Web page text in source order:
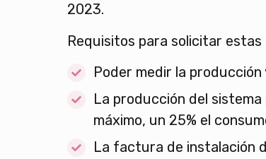
2023.
Requisitos para solicitar estas
Poder medir la producción
La producción del
máximo, un 25% el
La factura de instalación